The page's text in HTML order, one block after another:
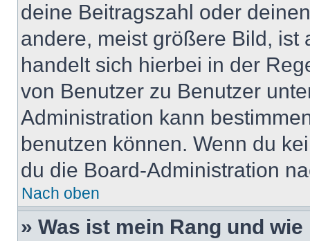
deine Beitragszahl oder
andere, meist größere Bild, ist
handelt sich hierbei in der
von Benutzer zu Benutzer
Administration kann
benutzen können. Wenn du
du die Board-Administration
Nach oben
» Was ist mein Rang und